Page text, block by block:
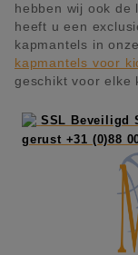
hebben wij ook de
heeft u een
kapmantels in onze
kapmantels voor
geschikt voor elke
SSL Beveiligd
gerust +31 (0)88